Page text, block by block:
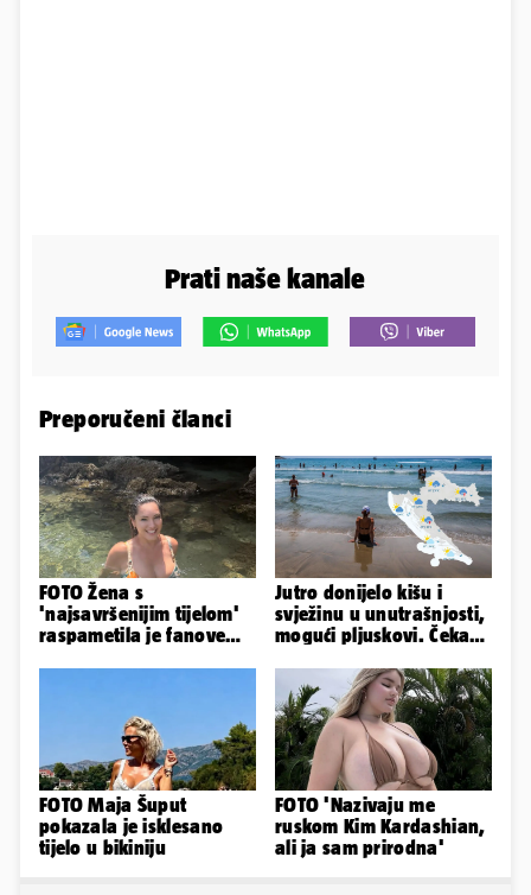
Prati naše kanale
Preporučeni članci
FOTO Žena s
'najsavršenijim tijelom'
raspametila je fanove
Jutro donijelo kišu i
svježinu u unutrašnjosti,
mogući pljuskovi. Čeka
FOTO Maja Šuput
pokazala je isklesano
tijelo u bikiniju
FOTO 'Nazivaju me
ruskom Kim Kardashian,
ali ja sam prirodna'